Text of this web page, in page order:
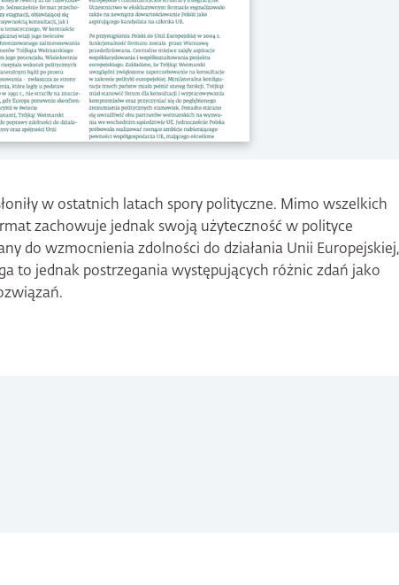
w ostatnich latach spory polityczne. Mimo wszelkich
zachowuje jednak swoją użyteczność w polityce
do wzmocnienia zdolności do działania Unii
to jednak postrzegania występujących różnic zdań jako